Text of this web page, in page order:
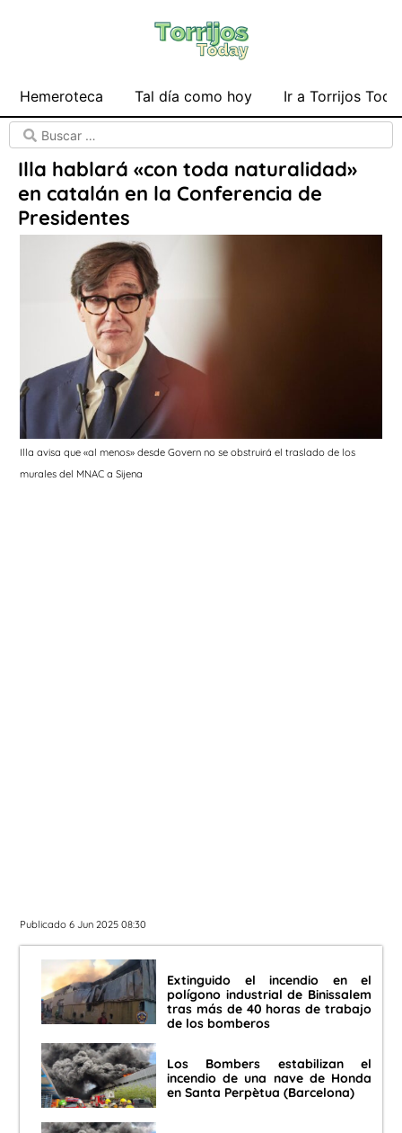
Hemeroteca Tal día como hoy Ir a Torrijos
Illa hablará «con toda naturalidad»
en catalán en la Conferencia de
Presidentes
Illa avisa que «al menos» desde Govern no se obstruirá el traslado de los
murales del MNAC a Sijena
Publicado 6 Jun 2025 08:30
Extinguido el incendio en el
polígono industrial de Binissalem
tras más de 40 horas de trabajo
de los bomberos
Los Bombers estabilizan el
incendio de una nave de Honda
en Santa Perpètua (Barcelona)